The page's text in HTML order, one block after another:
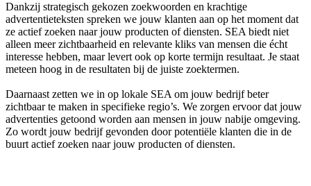
Dankzij strategisch gekozen zoekwoorden en krachtige
advertentieteksten spreken we jouw klanten aan op het moment dat
ze actief zoeken naar jouw producten of diensten. SEA biedt niet
alleen meer zichtbaarheid en relevante kliks van mensen die écht
interesse hebben, maar levert ook op korte termijn resultaat. Je staat
meteen hoog in de resultaten bij de juiste zoektermen.
Daarnaast zetten we in op lokale SEA om jouw bedrijf beter
zichtbaar te maken in specifieke regio’s. We zorgen ervoor dat jouw
advertenties getoond worden aan mensen in jouw nabije omgeving.
Zo wordt jouw bedrijf gevonden door potentiële klanten die in de
buurt actief zoeken naar jouw producten of diensten.